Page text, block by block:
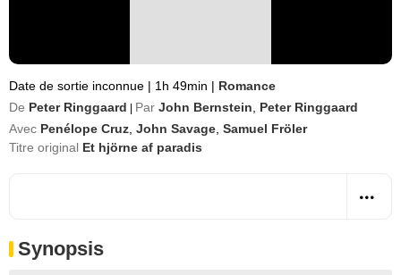
Date de sortie inconnue | 1h 49min | Romance
De Peter Ringgaard Par John Bernstein
Peter Ringgaard
Avec Penélope Cruz John Savage Samuel Fröler
Titre original Et hjörne af paradis
Synopsis